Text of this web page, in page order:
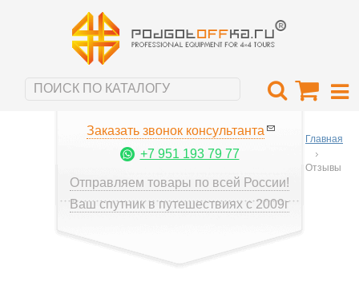
Заказать звонок консультанта
+7 951 193 79 77
Отправляем товары по всей России!
Ваш спутник в путешествиях с 2009г
Главная
Отзывы